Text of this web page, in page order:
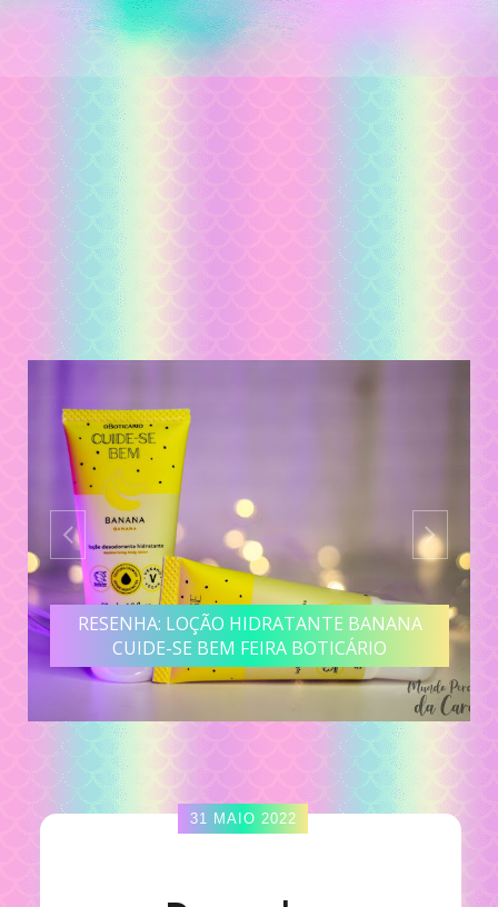
RESENHA: LOÇÃO HIDRATANTE BANANA
CUIDE-SE BEM FEIRA BOTICÁRIO
31 MAIO 2022